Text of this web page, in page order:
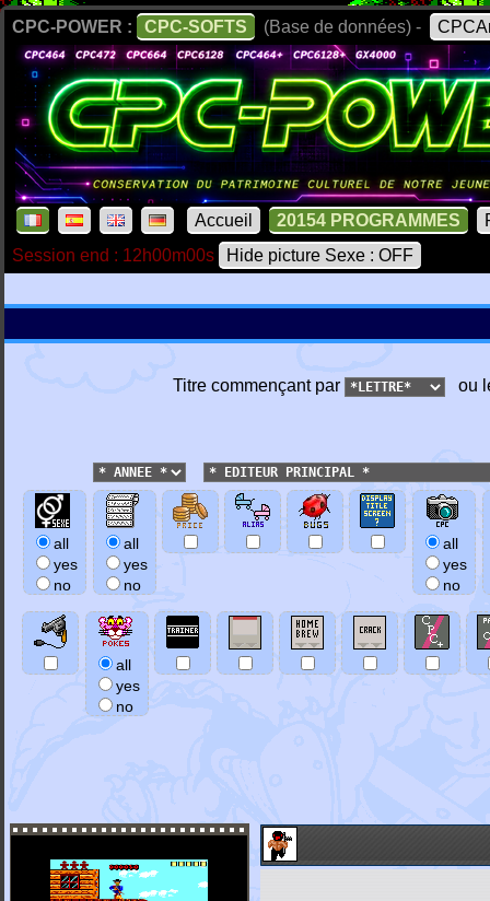
CPC-POWER : CPC-SOFTS (Base de données) -
Accueil 20154 PROGRAMMES
Session end : 12h00m00s
Hide picture Sexe : OFF
Titre commençant par ou
all
yes
no
all
yes
no
all
yes
no
all
yes
no